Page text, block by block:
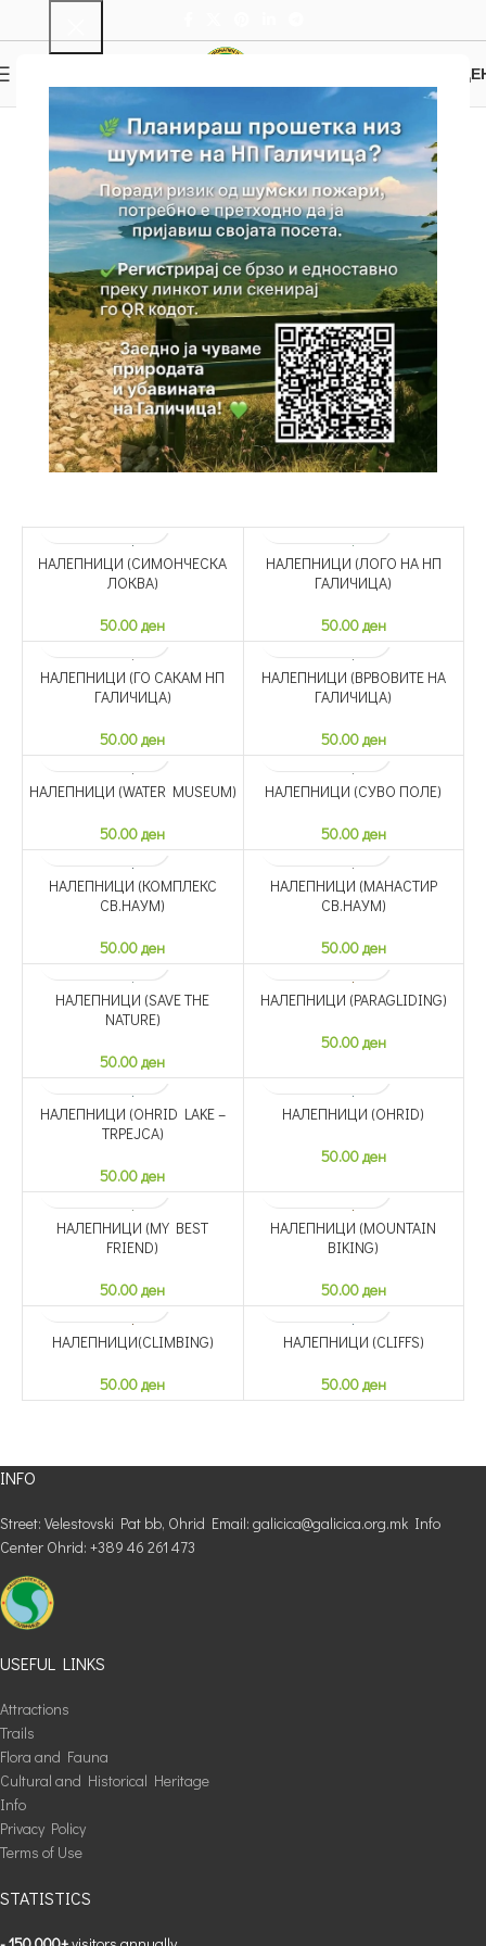
Налепници
Home Без категорија НалепнициShowing all 20 results
Show sidebar
НАЛЕПНИЦИ (ТРПЕЈЧКО ПОЛЕ)
50.00ден
НАЛЕПНИЦИ (РИБАРСКО СЕЛО)
50.00ден
НАЛЕПНИЦИ (ОСТРОВ ГОЛЕМ
ГРАД)
НАЛЕПНИЦИ (НАКОЛНА
НАСЕЛБА)
НАЛЕПНИЦИ (СИМОНЧЕСКА
ЛОКВА)
50.00ден
НАЛЕПНИЦИ (ЛОГО НА НП
ГАЛИЧИЦА)
50.00ден
SOLD OUT
НАЛЕПНИЦИ (ГО САКАМ НП
ГАЛИЧИЦА)
50.00ден
SOLD OUT
НАЛЕПНИЦИ (ВРВОВИТЕ НА
ГАЛИЧИЦА)
50.00ден
SOLD OUT
НАЛЕПНИЦИ (WATER MUSEUM)
50.00ден
НАЛЕПНИЦИ (СУВО ПОЛЕ)
50.00ден
НАЛЕПНИЦИ (КОМПЛЕКС
СВ.НАУМ)
50.00ден
НАЛЕПНИЦИ (МАНАСТИР
СВ.НАУМ)
50.00ден
SOLD OUT
НАЛЕПНИЦИ (SAVE THE
NATURE)
50.00ден
SOLD OUT
НАЛЕПНИЦИ (PARAGLIDING)
50.00ден
SOLD OUT
НАЛЕПНИЦИ (OHRID LAKE –
TRPEJCA)
50.00ден
SOLD OUT
НАЛЕПНИЦИ (OHRID)
50.00ден
SOLD OUT
НАЛЕПНИЦИ (MY BEST
FRIEND)
50.00ден
SOLD OUT
НАЛЕПНИЦИ (MOUNTAIN
BIKING)
50.00ден
SOLD OUT
НАЛЕПНИЦИ(CLIMBING)
50.00ден
SOLD OUT
НАЛЕПНИЦИ (CLIFFS)
50.00ден
INFO
Street: Velestovski Pat bb, Ohrid Email: galicica@galicica.org.mk Info
Center Ohrid: +389 46 261 473
USEFUL LINKS
Attractions
Trails
Flora and Fauna
Cultural and Historical Heritage
Info
Privacy Policy
Terms of Use
STATISTICS